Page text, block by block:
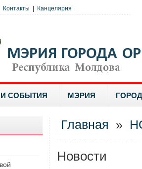
Контакты Канцелярия
СОБЫТИЯ МЭРИЯ
Главная »
Новости